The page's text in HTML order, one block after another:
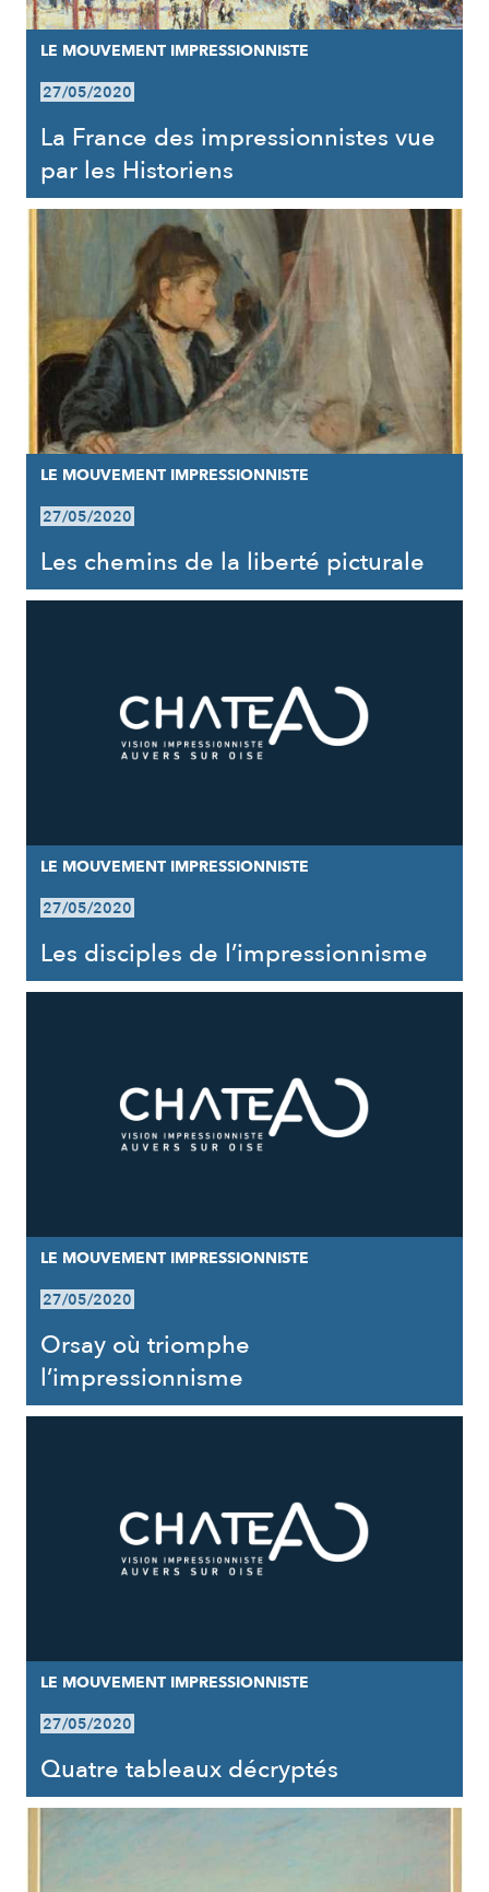
LE MOUVEMENT IMPRESSIONNISTE
27/05/2020
La France des impressionnistes vue
par les Historiens
LE MOUVEMENT IMPRESSIONNISTE
27/05/2020
Les chemins de la liberté picturale
LE MOUVEMENT IMPRESSIONNISTE
27/05/2020
Les disciples de l’impressionnisme
LE MOUVEMENT IMPRESSIONNISTE
27/05/2020
Orsay où triomphe
l’impressionnisme
LE MOUVEMENT IMPRESSIONNISTE
27/05/2020
Quatre tableaux décryptés